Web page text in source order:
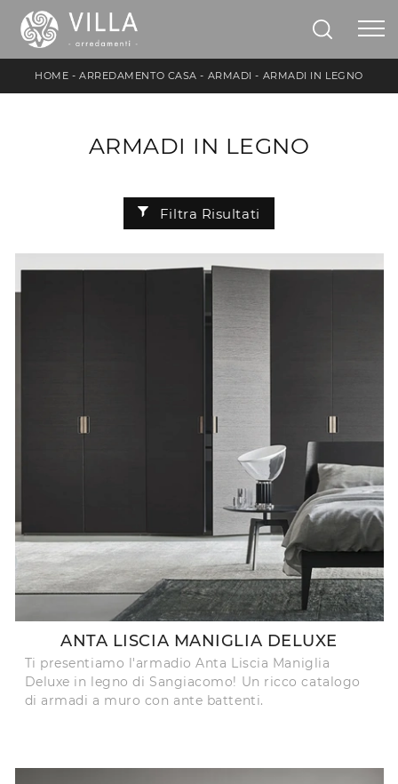
HOME -ARREDAMENTO CASA - ARMADI - ARMADI IN LEGNO
ARMADI IN LEGNO
Filtra Risultati
ANTA LISCIA MANIGLIA DELUXE
Ti presentiamo l'armadio Anta Liscia Maniglia
Deluxe in legno di Sangiacomo! Un ricco catalogo
di armadi a muro con ante battenti.